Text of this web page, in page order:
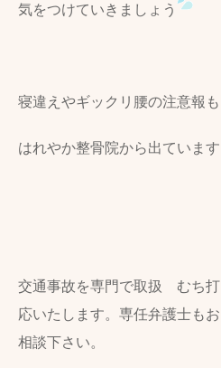
気をつけていきましょう
寝違えやギックリ腰の注意報も
はれやか整骨院から出ています
交通事故を専門で取扱 むち
応いたします。専任弁護士も
相談下さい。